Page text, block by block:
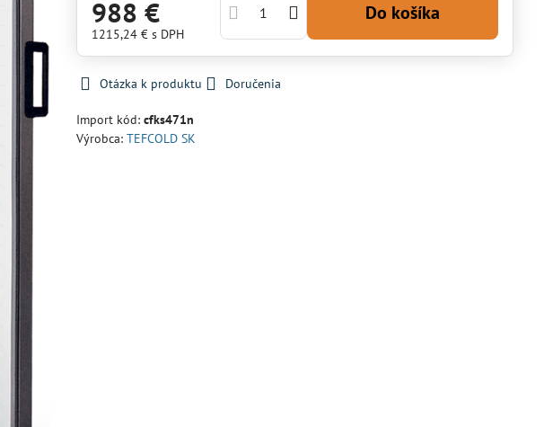
988 €
1215,24 €s DPH
Do košíka
Otázka k produktu Doručenia
Import kód:cfks471n
Výrobca:TEFCOLD SK